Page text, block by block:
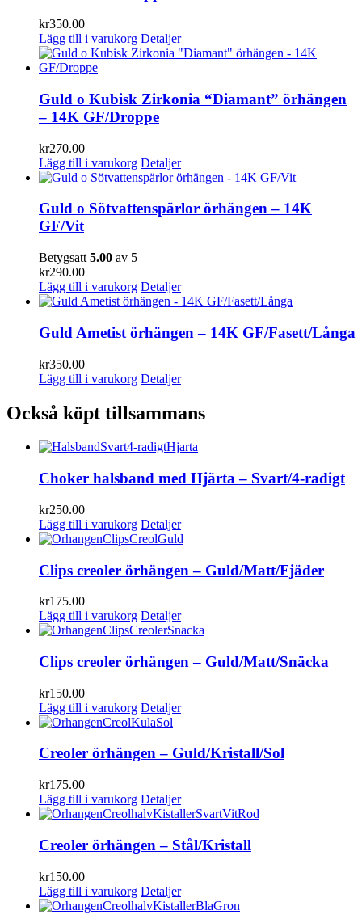
kr350.00
Lägg till i varukorg Detaljer
Guld o Kubisk Zirkonia “Diamant” örhängen
– 14K GF/Droppe
kr270.00
Lägg till i varukorg Detaljer
Guld o Sötvattenspärlor örhängen – 14K
GF/Vit
Betygsatt 5.00 av 5
kr290.00
Lägg till i varukorg Detaljer
Guld Ametist örhängen – 14K GF/Fasett/Långa
kr350.00
Lägg till i varukorg Detaljer
Också köpt tillsammans
Choker halsband med Hjärta – Svart/4-radigt
kr250.00
Lägg till i varukorg Detaljer
Clips creoler örhängen – Guld/Matt/Fjäder
kr175.00
Lägg till i varukorg Detaljer
Clips creoler örhängen – Guld/Matt/Snäcka
kr150.00
Lägg till i varukorg Detaljer
Creoler örhängen – Guld/Kristall/Sol
kr175.00
Lägg till i varukorg Detaljer
Creoler örhängen – Stål/Kristall
kr150.00
Lägg till i varukorg Detaljer